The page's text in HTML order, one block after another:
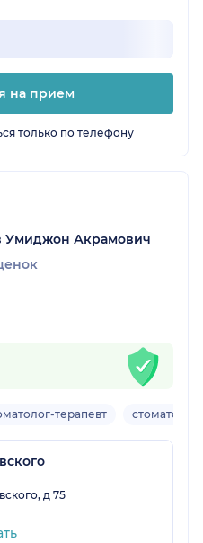
на прием
только по телефону
Умиджон Акрамович
терапевт
д 75